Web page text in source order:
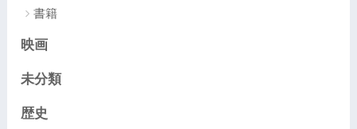
書籍
映画
未分類
歴史